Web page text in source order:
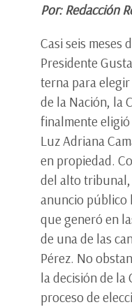
Por: Redacción
Casi seis meses
Presidente
terna para elegir
de la Nación, la
finalmente
Luz Adriana
en propiedad.
del alto tribunal,
anuncio público
que generó en
de una de las
Pérez. No
la decisión de
proceso de